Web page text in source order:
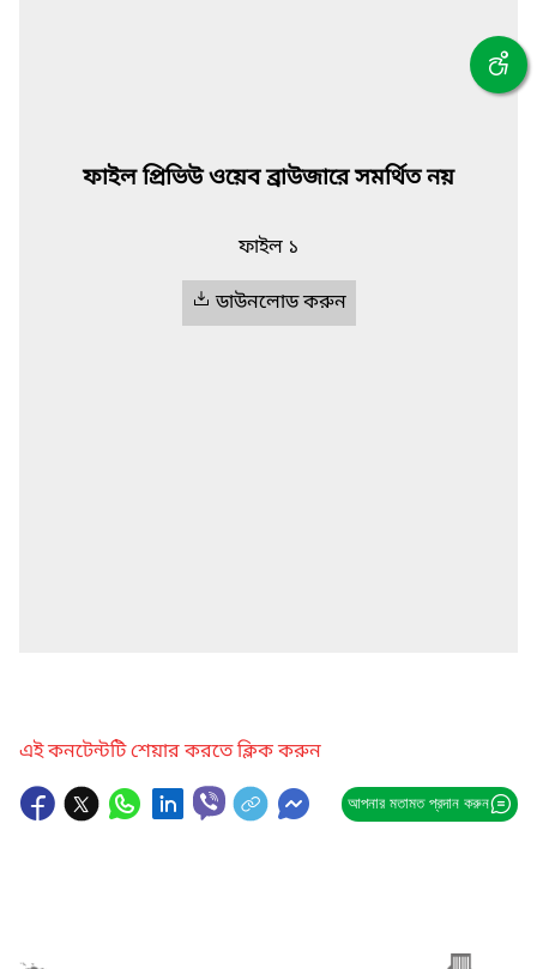
ফাইল প্রিভিউ ওয়েব ব্রাউজারে সমর্থিত নয়
ফাইল ১
ডাউনলোড করুন
এই কনটেন্টটি শেয়ার করতে ক্লিক করুন
আপনার মতামত প্রদান করুন